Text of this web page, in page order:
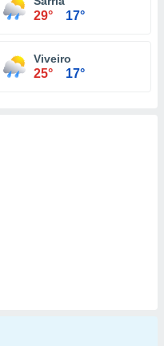
29° 17°
Viveiro
25° 17°